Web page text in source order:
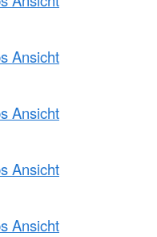
Ansicht
Ansicht
Ansicht
Ansicht